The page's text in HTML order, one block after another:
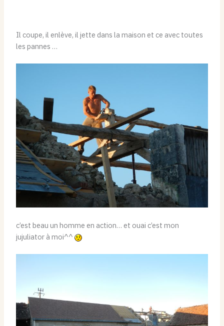
Il coupe, il enlève, il jette dans la maison et ce avec toutes
les pannes …
c’est beau un homme en action… et ouai c’est mon
jujuliator à moi^^